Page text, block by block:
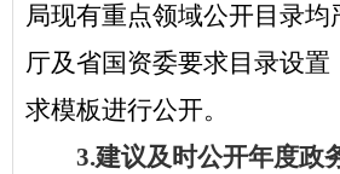
局现有重点领域公开目录均
厅及省国资委要求目录设置
求模板进行公开。
3.建议及时公开年度政